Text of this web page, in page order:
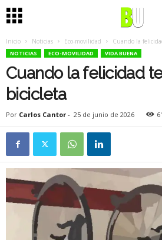
Inicio Noticias Eco-movilidad Cuando la
NOTICIAS ECO-MOVILIDAD VIDA BUENA
Cuando la felicidad
bicicleta
Por Carlos Cantor - 25 de junio de 2026 61